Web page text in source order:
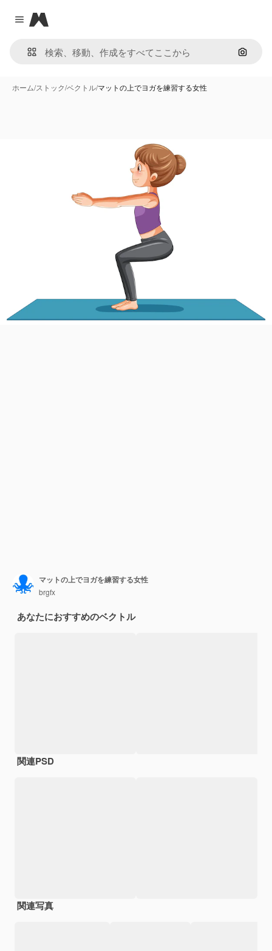
Close menu
Magnific
画像で
ホーム/ストック/ベクトル/マットの上でヨガを練習する女性
マットの上でヨガを練習する女性
brgfx
あなたにおすすめのベクトル
関連PSD
関連写真